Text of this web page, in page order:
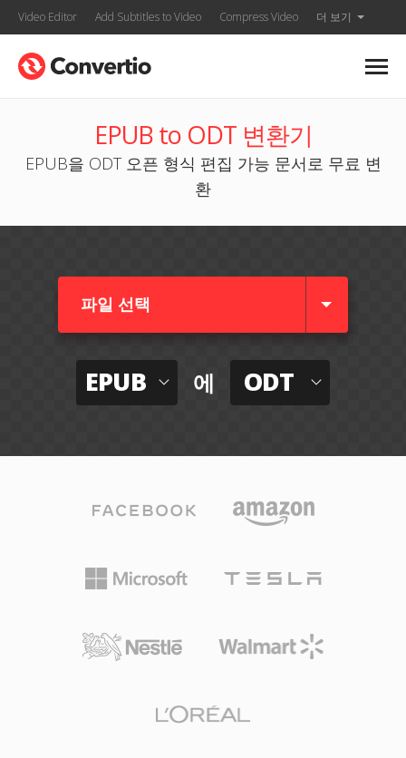
Video Editor Add Subtitles to Video Compress Video 더 보기
EPUB to ODT 변환기
EPUB을 ODT 오픈 형식 편집 가능 문서로 무료 변
환
파일 선택
EPUB 에 ODT